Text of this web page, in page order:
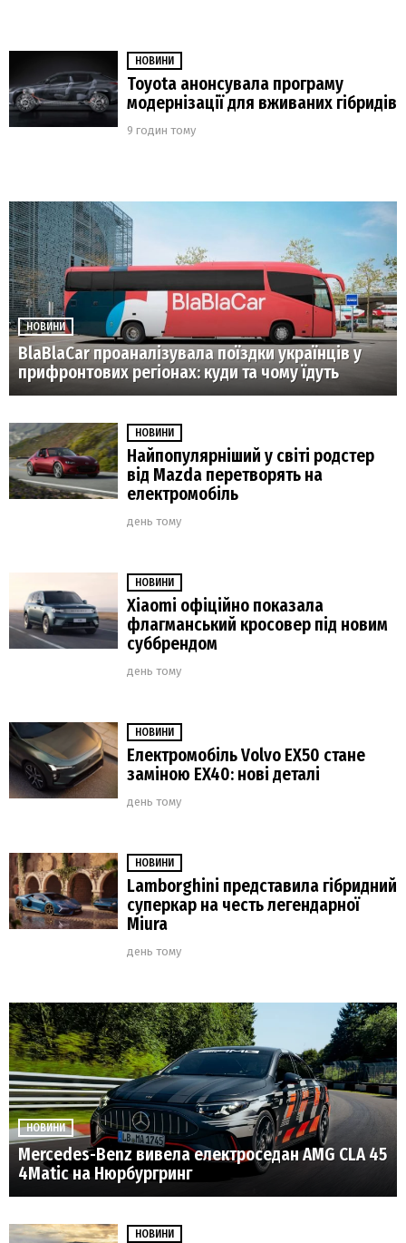
НОВИНИ
Toyota анонсувала програму
модернізації для вживаних гібридів
9 годин тому
НОВИНИ
BlaBlaCar проаналізувала поїздки українців у
прифронтових регіонах: куди та чому їдуть
НОВИНИ
Найпопулярніший у світі родстер
від Mazda перетворять на
електромобіль
день тому
НОВИНИ
Xiaomi офіційно показала
флагманський кросовер під новим
суббрендом
день тому
НОВИНИ
Електромобіль Volvo EX50 стане
заміною EX40: нові деталі
день тому
НОВИНИ
Lamborghini представила гібридний
суперкар на честь легендарної
Miura
день тому
НОВИНИ
Mercedes-Benz вивела електроседан AMG CLA 45
4Matic на Нюрбургринг
НОВИНИ